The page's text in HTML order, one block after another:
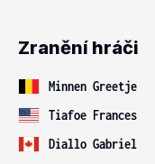
Zranění hráči
Minnen Greetje
Tiafoe Frances
Diallo Gabriel